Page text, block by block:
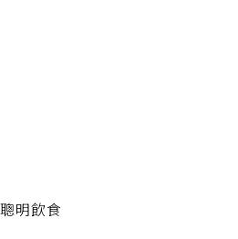
聰明飲食